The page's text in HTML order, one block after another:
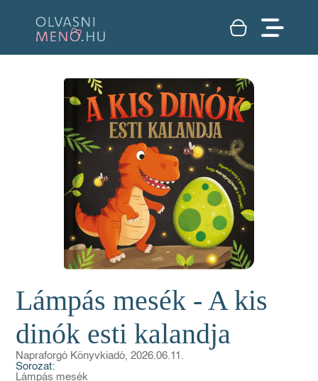
Lámpás mesék - A kis
dinók esti kalandja
Napraforgó Könyvkiadó, 2026.06.11.
Sorozat:
Lámpás mesék